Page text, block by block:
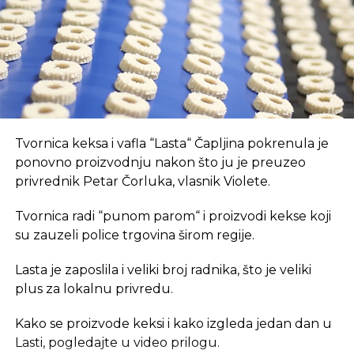
REKLAMA
U coworking prostoru, radnici su okruženi sličnim
profesionalcima, što potiče produktivnost i radnu
atmosferu koju je teško postići u kućnom
Dodatna prednost coworkinga je umrežavanje i
prostoru omogućava razmjenu ideja, kontakata i
suradnji, čime coworking prostor postaje inkubator
Također, prisutnost digitalnih nomada u coworking
Tvornica keksa i vafla “Lasta“ Čapljina pokrenula je
ponovno proizvodnju nakon što ju je preuzeo
privrednik Petar Čorluka, vlasnik Violete.
Tvornica radi “punom parom“ i proizvodi kekse koji
su zauzeli police trgovina širom regije.
Lasta je zaposlila i veliki broj radnika, što je veliki
plus za lokalnu privredu.
Kako se proizvode keksi i kako izgleda jedan dan u
Lasti, pogledajte u video prilogu.